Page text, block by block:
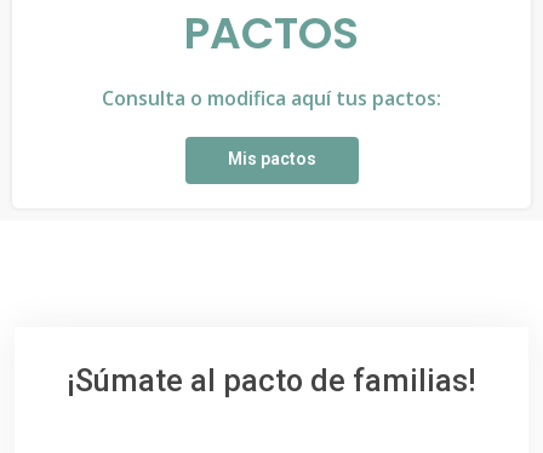
PACTOS
Consulta o modifica aquí tus pactos:
Mis pactos
¡Súmate al pacto de familias!